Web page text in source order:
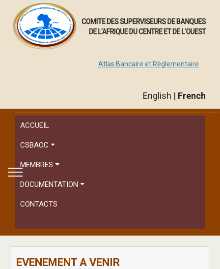
Atlas Bancaire et Règlementaire
English | French
ACCUEIL
CSBAOC
MEMBRES
DOCUMENTATION
CONTACTS
EVENEMENT A VENIR